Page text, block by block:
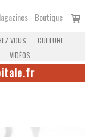
Boutique
Voir
VOUS
CULTURE
VIDÉOS